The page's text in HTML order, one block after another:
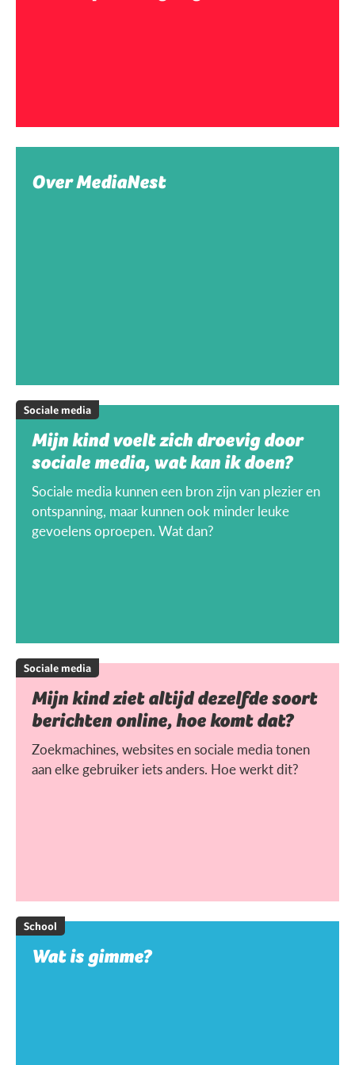
Over MediaNest
Sociale media
Mijn kind voelt zich droevig door
sociale media, wat kan ik doen?
Sociale media kunnen een bron zijn van plezier en
ontspanning, maar kunnen ook minder leuke
gevoelens oproepen. Wat dan?
Sociale media
Mijn kind ziet altijd dezelfde soort
berichten online, hoe komt dat?
Zoekmachines, websites en sociale media tonen
aan elke gebruiker iets anders. Hoe werkt dit?
School
Wat is gimme?